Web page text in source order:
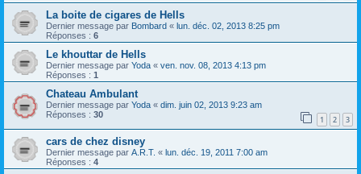
La boite de cigares de Hells
Dernier message par Bombard « lun. déc. 02, 2013 8:25 pm
Réponses : 6
Le khouttar de Hells
Dernier message par Yoda « ven. nov. 08, 2013 4:13 pm
Réponses : 1
Chateau Ambulant
Dernier message par Yoda « dim. juin 02, 2013 9:23 am
Réponses : 30 1 2 3
cars de chez disney
Dernier message par A.R.T. « lun. déc. 19, 2011 7:00 am
Réponses : 4